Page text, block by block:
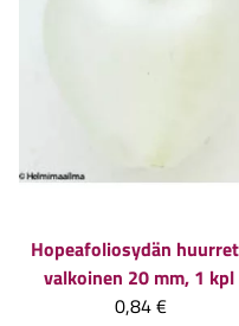
Hopeafoliosydän
valkoinen 20 mm, 1 kpl
0,84 €